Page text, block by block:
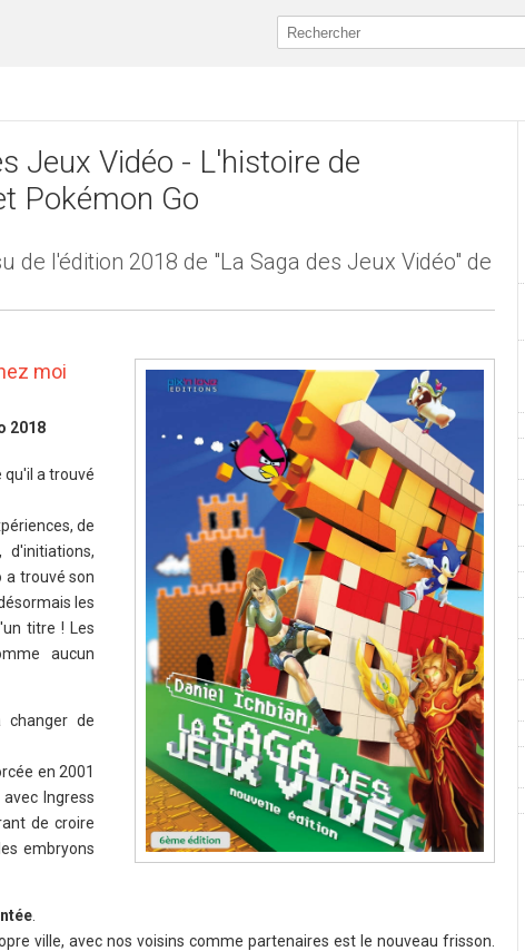
Jeux Vidéo - L'histoire de
Pokémon Go
de l'édition 2018 de "La Saga des Jeux Vidéo" de
moi
2018
qu'il a trouvé
de
a trouvé son
les
titre ! Les
aucun
de
en 2001
Ingress
de croire
embryons
ville, avec nos voisins comme partenaires est le nouveau frisson.